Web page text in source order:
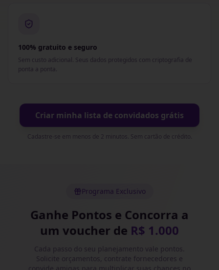
100% gratuito e seguro
Sem custo adicional. Seus dados protegidos com criptografia de
ponta a ponta.
Criar minha lista de convidados grátis
Cadastre-se em menos de 2 minutos. Sem cartão de crédito.
Programa Exclusivo
Ganhe Pontos e Concorra a
um voucher de R$ 1.000
Cada passo do seu planejamento vale pontos.
Solicite orçamentos, contrate fornecedores e